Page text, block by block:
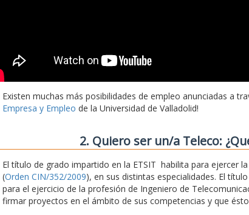
Existen muchas más posibilidades de empleo anunciadas a
Empresa y Empleo de la Universidad de Valladolid!
2. Quiero ser un/a Teleco:
El título de grado impartido en la ETSIT habilita para ejercer
(Orden CIN/352/2009), en sus distintas especialidades. El
para el ejercicio de la profesión de Ingeniero de
firmar proyectos en el ámbito de sus competencias y que